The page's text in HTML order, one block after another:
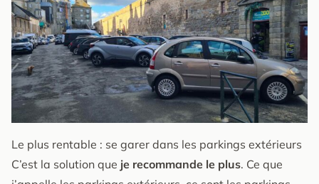
Le plus rentable : se garer dans les parkings extérieurs
C’est la solution que je recommande le plus. Ce que